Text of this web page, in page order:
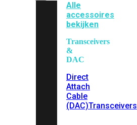
Alle
accessoires
bekijken
Transceivers
&
DAC
Direct
Attach
Cable
(DAC)Transceivers